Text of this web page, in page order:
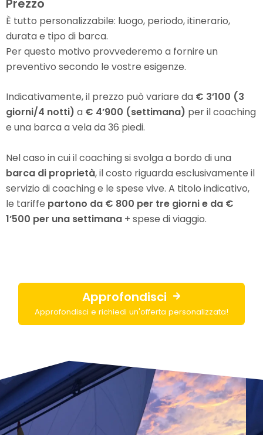
È tutto personalizzabile: luogo, periodo, itinerario,
durata e tipo di barca.
Per questo motivo provvederemo a fornire un
preventivo secondo le vostre esigenze.
Indicativamente, il prezzo può variare da € 3’100 (3
giorni/4 notti) a € 4’900 (settimana) per il coaching
e una barca a vela da 36 piedi.
Nel caso in cui il coaching si svolga a bordo di una
barca di proprietà, il costo riguarda esclusivamente il
servizio di coaching e le spese vive. A titolo indicativo,
le tariffe partono da € 800 per tre giorni e da €
1’500 per una settimana + spese di viaggio.
Approfondisci
Approfondisci e richiedi un'offerta personalizzata!